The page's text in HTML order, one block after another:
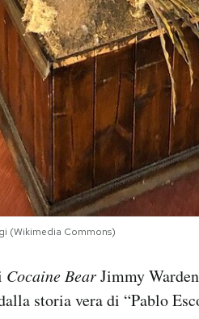
(Wikimedia Commons)
Cocaine BearJimmy
storia vera di “Pablo